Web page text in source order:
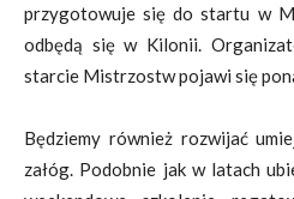
przygotowuje się do startu w
odbędą się w Kilonii.
starcie Mistrzostw pojawi się
Będziemy również rozwijać
załóg. Podobnie jak w latach